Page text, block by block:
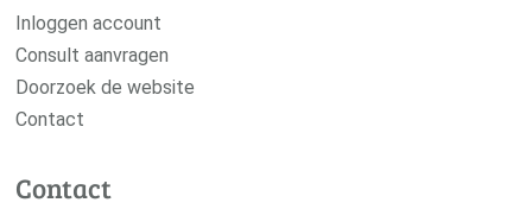
Inloggen account
Consult aanvragen
Doorzoek de website
Contact
Contact